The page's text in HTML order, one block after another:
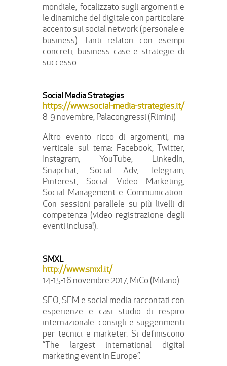
mondiale, focalizzato sugli argomenti e
le dinamiche del digitale con particolare
accento sui social network (personale e
business). Tanti relatori con esempi
concreti, business case e strategie di
successo.
Social Media Strategies
https://www.social-media-strategies.it/
8-9 novembre, Palacongressi (Rimini)
Altro evento ricco di argomenti, ma
verticale sul tema: Facebook, Twitter,
Instagram, YouTube, LinkedIn,
Snapchat, Social Adv, Telegram,
Pinterest, Social Video Marketing,
Social Management e Communication.
Con sessioni parallele su più livelli di
competenza (video registrazione degli
eventi inclusa!).
SMXL
http://www.smxl.it/
14-15-16 novembre 2017, MiCo (Milano)
SEO, SEM e social media raccontati con
esperienze e casi studio di respiro
internazionale: consigli e suggerimenti
per tecnici e marketer. Si definiscono
“The largest international digital
marketing event in Europe”.